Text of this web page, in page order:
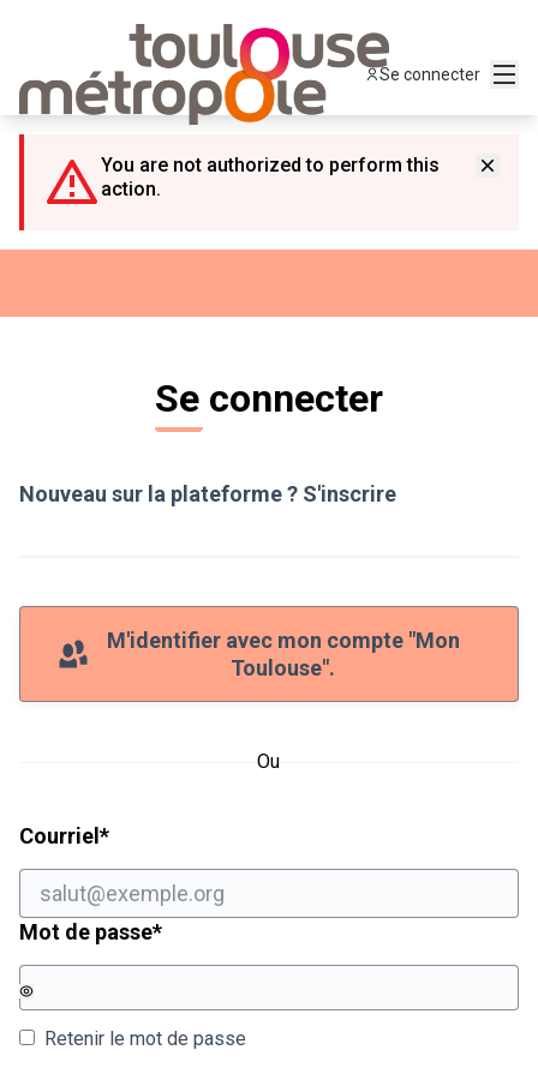
Se connecter
You are not authorized to perform this
action.
Se connecter
Nouveau sur la plateforme ? S'inscrire
M'identifier avec mon compte "Mon
Toulouse".
Ou
Courriel *Champ obligatoire
Mot de passe*Champ obligatoire
Retenir le mot de passe